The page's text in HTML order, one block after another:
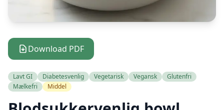
Download PDF
Lavt GI Diabetesvenlig Vegetarisk Vegansk
Glutenfri
Mælkefri
Middel